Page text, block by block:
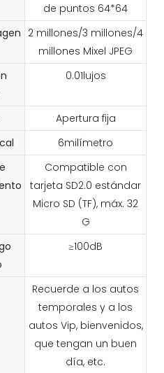
de puntos 64*64
2 millones/3 millones/4
millones Mixel JPEG
0.01lujos
Apertura fija
6milímetro
Compatible con
tarjeta SD2.0 estándar
Micro SD (TF), máx. 32
G
≥100dB
Recuerde a los autos
temporales y a los
autos Vip, bienvenidos,
que tengan un buen
día, etc.